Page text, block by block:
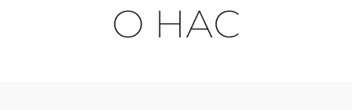
О НАС